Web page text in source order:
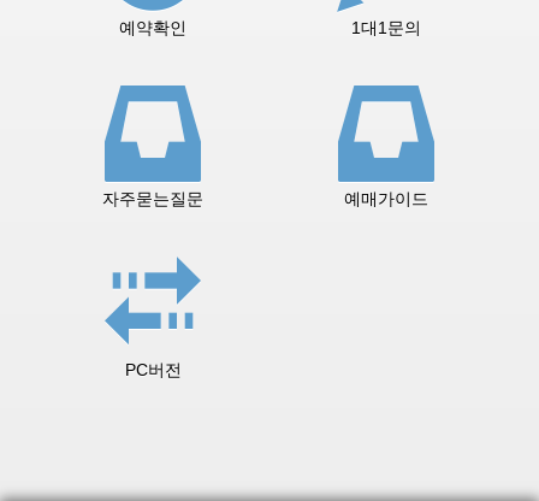
예약확인 1대1문의
자주묻는질문 예매가이드
PC버전